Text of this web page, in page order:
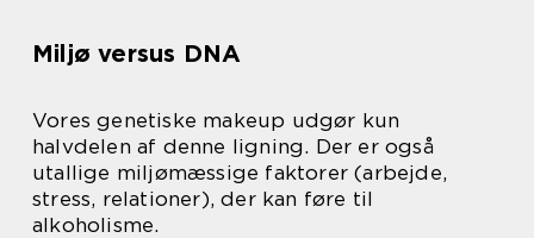
Miljø versus DNA
Vores genetiske makeup udgør kun
halvdelen af ​​denne ligning. Der er også
utallige miljømæssige faktorer (arbejde,
stress, relationer), der kan føre til
alkoholisme.